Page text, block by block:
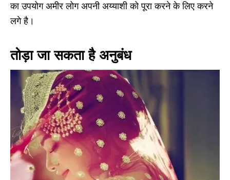
का उपयोग अमीर लोग अपनी अय्याशी को पूरा करने के लिए करने
लगे है।
तोड़ा जा सकता है अनुबंध